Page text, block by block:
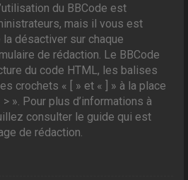
du BBCode est
mais il vous est
désactiver sur chaque
de rédaction. Le BBCode
du code HTML, les balises
crochets « [ » et « ] » à la place
». Pour plus d’informations à
consulter le guide qui est
de rédaction.